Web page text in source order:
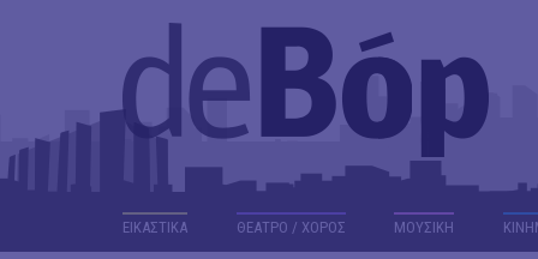
ΕΙΚΑΣΤΙΚΑ ΘΕΑΤΡΟ / ΧΟΡΟΣ ΜΟΥΣΙΚΗ